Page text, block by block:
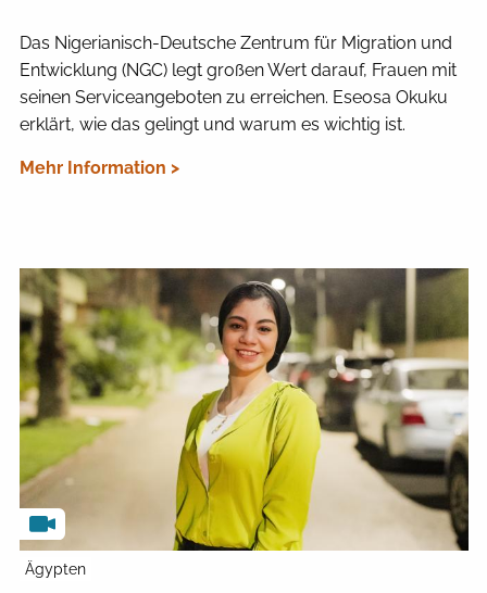
Das Nigerianisch-Deutsche Zentrum für Migration und
Entwicklung (NGC) legt großen Wert darauf, Frauen mit
seinen Serviceangeboten zu erreichen. Eseosa Okuku
erklärt, wie das gelingt und warum es wichtig ist.
Mehr Information >
Ägypten